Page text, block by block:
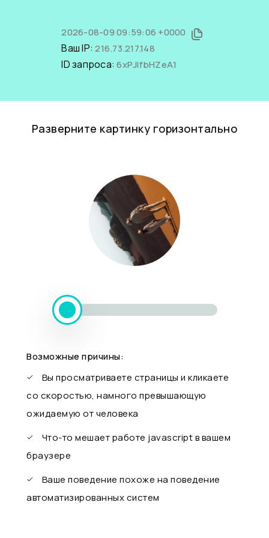
2026-08-09 09:59:06 +0000
Ваш IP:216.73.217.148
ID запроса:6xPJlfbHZeA1
Разверните картинку горизонтально
Возможные причины:
Вы просматриваете страницы и кликаете
со скоростью, намного превышающую
ожидаемую от человека
Что-то мешает работе javascript в вашем
браузере
Ваше поведение похоже на поведение
автоматизированных систем